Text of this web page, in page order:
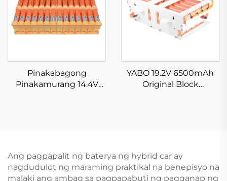
Pinakabagong
Pinakamurang 14.4V
Yaris Aqua Auris
YABO 19.2V 6500mAh
Original Block
Ang pagpapalit ng baterya ng hybrid car ay
nagdudulot ng maraming praktikal na benepisyo na
malaki ang ambag sa pagpapabuti ng pagganap ng